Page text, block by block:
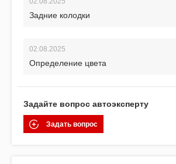
Задние колодки
02.08.2025
Определение цвета
Задайте вопрос автоэксперту
Задать вопрос